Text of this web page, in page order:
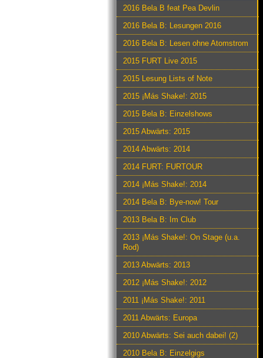
2016 Bela B feat Pea Devlin
2016 Bela B: Lesungen 2016
2016 Bela B: Lesen ohne Atomstrom
2015 FURT Live 2015
2015 Lesung Lists of Note
2015 ¡Más Shake!: 2015
2015 Bela B: Einzelshows
2015 Abwärts: 2015
2014 Abwärts: 2014
2014 FURT: FURTOUR
2014 ¡Más Shake!: 2014
2014 Bela B: Bye-now! Tour
2013 Bela B: Im Club
2013 ¡Más Shake!: On Stage (u.a.
Rod)
2013 Abwärts: 2013
2012 ¡Más Shake!: 2012
2011 ¡Más Shake!: 2011
2011 Abwärts: Europa
2010 Abwärts: Sei auch dabei! (2)
2010 Bela B: Einzelgigs